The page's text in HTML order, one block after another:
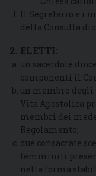
Il Segretario e i
della Consulta
2. ELETTI:
un sacerdote
componenti il
un membro degli
Vita Apostolica
membri dei
Regolamento;
due consacrate
femminili
nella forma